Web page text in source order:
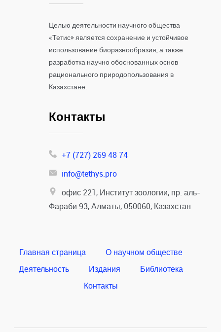
Целью деятельности научного общества
«Тетис» является сохранение и устойчивое
использование биоразнообразия, а также
разработка научно обоснованных основ
рационального природопользования в
Казахстане.
Контакты
+7 (727) 269 48 74
info@tethys.pro
офис 221, Институт зоологии, пр. аль-
Фараби 93, Алматы, 050060, Казахстан
Главная страница
О научном обществе
Деятельность
Издания
Библиотека
Контакты